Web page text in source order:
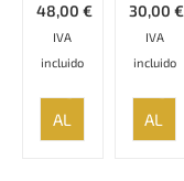
€
48,00
IVA
incluido
AL
CARRITO
€
30,00
IVA
incluido
AL
CARRITO